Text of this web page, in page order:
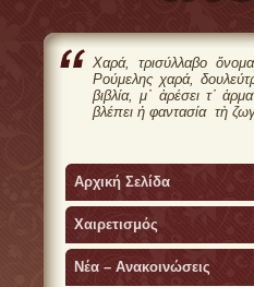
Χαρά, τρισύλλαβο
Ρούμελης χαρά,
βιβλία, μ᾿ ἀρέσει τ᾿
βλέπει ἡ φαντασία τὴ
Αρχική Σελίδα
Χαιρετισμός
Νέα – Ανακοινώσεις